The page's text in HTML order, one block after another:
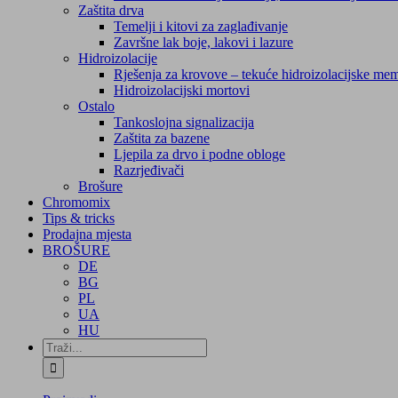
Zaštita drva
Temelji i kitovi za zaglađivanje
Završne lak boje, lakovi i lazure
Hidroizolacije
Rješenja za krovove – tekuće hidroizolacijske
Hidroizolacijski mortovi
Ostalo
Tankoslojna signalizacija
Zaštita za bazene
Ljepila za drvo i podne obloge
Razrjeđivači
Brošure
Chromomix
Tips & tricks
Prodajna mjesta
BROŠURE
DE
BG
PL
UA
HU
Traži...